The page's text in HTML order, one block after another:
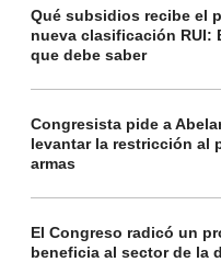
Qué subsidios recibe el
nueva clasificación RUI:
que debe saber
Congresista pide a
levantar la restricción al
armas
El Congreso radicó un
beneficia al sector de la